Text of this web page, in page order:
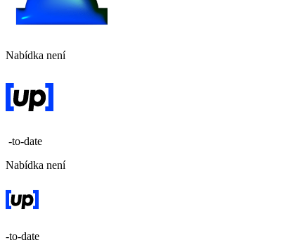
Nabídka není
-to-date
Nabídka není
-to-date